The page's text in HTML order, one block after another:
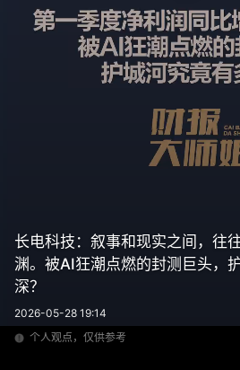
长电科技：叙事和现实之间，往
渊。被AI狂潮点燃的封测巨头，
深？
2026-05-28 19:14
个人观点，仅供参考